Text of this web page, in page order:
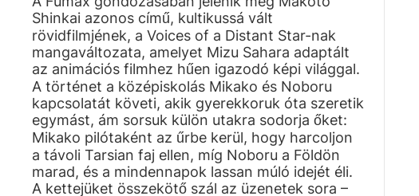
Shinkai azonos című, kultikussá vált
rövidfilmjének, a Voices of a Distant Star-nak
mangaváltozata, amelyet Mizu Sahara adaptált
az animációs filmhez hűen igazodó képi világgal.
A történet a középiskolás Mikako és Noboru
kapcsolatát követi, akik gyerekkoruk óta szeretik
egymást, ám sorsuk külön utakra sodorja őket:
Mikako pilótaként az űrbe kerül, hogy harcoljon
a távoli Tarsian faj ellen, míg Noboru a Földön
marad, és a mindennapok lassan múló idejét éli.
A kettejüket összekötő szál az üzenetek sora –